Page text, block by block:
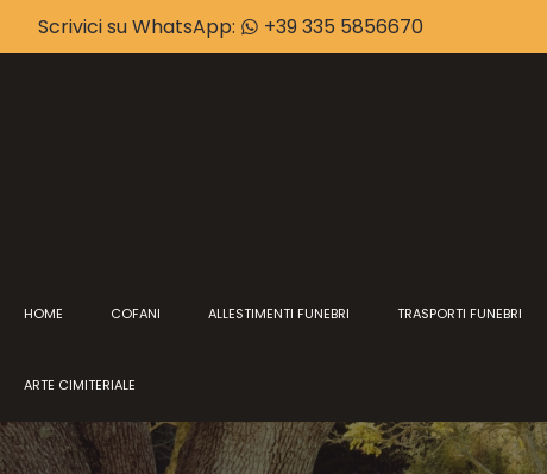
Scrivici su WhatsApp: +39 335 5856670
HOME COFANI ALLESTIMENTI FUNEBRI TRASPORTI FUNEBRI
ARTE CIMITERIALE